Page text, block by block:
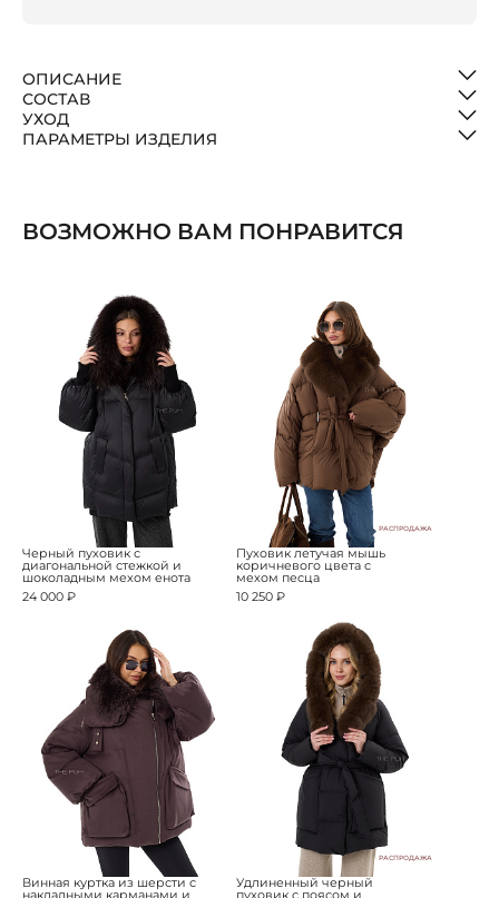
ОПИСАНИЕ
СОСТАВ
УХОД
ПАРАМЕТРЫ ИЗДЕЛИЯ
ВОЗМОЖНО ВАМ ПОНРАВИТСЯ
Черный пуховик с
диагональной стежкой и
шоколадным мехом енота
24 000 ₽
РАСПРОДАЖА
Пуховик летучая мышь
коричневого цвета с
мехом песца
10 250 ₽
Винная куртка из шерсти с
накладными карманами и
РАСПРОДАЖА
Удлиненный черный
пуховик с поясом и